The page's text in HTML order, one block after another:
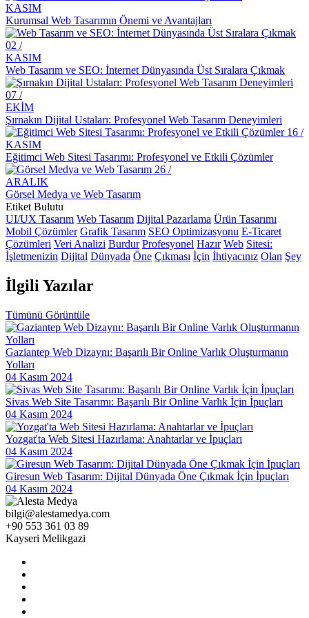
Yükseltin
Mobil Uygulama Geliştirme Şirketleri: İşletmenizi Dijital Dünyada
Yükseltme Rehberi
Kayseri'de Hızlı Web Sitesi Kurulumu: Alesta Medya İle
Profesyonel Çözümler
Ödeme Takibi ve Raporlama: İşletmeniz İçin Hayati Önem Taşıyan
Süreçler
Grafik Tasarımın Geleceği: Dijital Dönüşümün Öncüsü
Ödeme Yöntemleri Entegrasyonu: Dijital Dünyada Güvenilir
Alışveriş Deneyimi
Müzik Endüstrisi için Logo Tasarımının Önemi
Özel Kampanya Sayfaları: Dijital Dünyada Başarıya Giden Yol
SEO Toplulukları: Dijital Pazarlama Dünyasında Bir Adım Önde
Olmanın Anahtarı
Kategori Yönetimi Arayüzü: Markanızın Dijital Dünyadaki
Yansıması
Web Tasarım Kursu: Dijital Dünyada Yaratıcı Bir Adım
Kullanıcı Kayıt Doğrulama: Dijital Dünyada Güvenliğin Önemi
SEO Sıralama İyileştirme: Dijital Dünyada Öne Çıkmak İçin 10
Etkili Yol
İnovatif Tasarımın Gücü: Dijital Dünyada Fark Yaratmak
Mobil Uygulama Sosyal Medya Entegrasyonu: Markanızı Dijital
Dünyada Güçlendirin
Alesta Medya: Profesyonel Web Tasarım Hizmetleri
Kayseri'de Dijital Dönüşüm: Alesta Medya'nın Profesyonel
Çözümleri
Mobil Uygulama API Entegrasyonu: Dijital Dünyada Yenilikçi
Adımlar
SEO Dönüşüm Oranı Optimizasyonu: Dijital Pazarlama
Stratejilerindeki Önemi
Adobe Illustrator: Profesyonel Grafik Tasarımın Anahtarı
KASIM
Kurumsal Web Tasarımın Önemi ve Avantajları
02 /
KASIM
Web Tasarım ve SEO: İnternet Dünyasında Üst Sıralara Çıkmak
07 /
EKİM
Şırnakın Dijital Ustaları: Profesyonel Web Tasarım Deneyimleri
16 /
KASIM
Eğitimci Web Sitesi Tasarımı: Profesyonel ve Etkili Çözümler
26 /
ARALIK
Görsel Medya ve Web Tasarım
Etiket Bulutu
UI/UX Tasarım Web Tasarım Dijital Pazarlama Ürün Tasarımı
Mobil Çözümler Grafik Tasarım SEO Optimizasyonu E-Ticaret
Çözümleri Veri Analizi Burdur Profesyonel Hazır Web Sitesi:
İşletmenizin Dijital Dünyada Öne Çıkması İçin İhtiyacınız Olan Şey
İlgili Yazılar
Tümünü Görüntüle
Gaziantep Web Dizaynı: Başarılı Bir Online Varlık Oluşturmanın
Yolları
04 Kasım 2024
Sivas Web Site Tasarımı: Başarılı Bir Online Varlık İçin İpuçları
04 Kasım 2024
Yozgat'ta Web Sitesi Hazırlama: Anahtarlar ve İpuçları
04 Kasım 2024
Giresun Web Tasarım: Dijital Dünyada Öne Çıkmak İçin İpuçları
04 Kasım 2024
bilgi@alestamedya.com
+90 553 361 03 89
Kayseri Melikgazi